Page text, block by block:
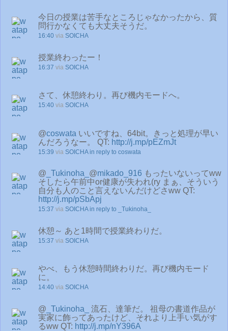
今日の授業は苦手なところじゃなかったから、質
問行かなくても大丈夫そうだ。
16:40 via SOICHA
授業終わったー！
16:37 via SOICHA
さて、休憩終わり。再び機内モードへ。
15:40 via SOICHA
@coswata いいですね、64bit。きっと処理が早い
んだろうなー。 QT: http://j.mp/pEZmJt
15:39 via SOICHA in reply to coswata
@ _Tukinoha_ @mikado_916 もったいないってww
そしたら午前中or健康が失われ(ry まぁ、そういう
自分も人のこと言えないんだけどさww QT:
http://j.mp/pSbApj
15:37 via SOICHA in reply to _Tukinoha_
休憩～ あと1時間で授業終わりだ。
15:37 via SOICHA
やべ、もう休憩時間終わりだ。再び機内モード
に。
14:40 via SOICHA
@ _Tukinoha_
流石、達筆だ。 祖母の書道作品が
実家に飾ってあったけど、それより上手い気がす
るww QT: http://j.mp/nY396A